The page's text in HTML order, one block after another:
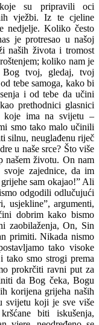
koje su pripravili oci
vježbi. Iz te cjeline
nedjelje. Koliko često
je protresao u našoj
naših života i tromost
koliko nam je
Bog tvoj, gledaj, tvoj
tebe samoga, kako bi
i od tebe da učini
prethodnici glasnici
ima na svijetu –
smo tako malo učinili
silnu, neuglađenu riječ
u naše srce? Što više
našem životu. On nam
zajednice, da im
sam okajao!” Ali
odgodili odlučujući
usjekline”, argumenti,
dobrim kako bismo
zaobilaženja, On, Sin
primiti. Nikada nismo
tako visoke
tako smo strogi prema
prokrčiti ravni put za
da Bog čeka, Bogu
korijena grijeha naših
svijetu koji je sve više
biti iskušenja,